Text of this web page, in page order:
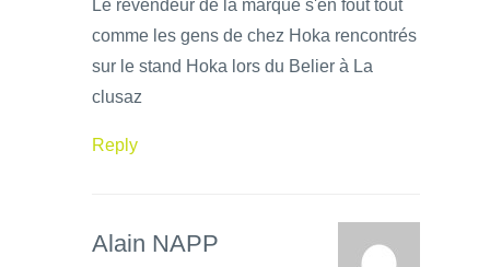
Le revendeur de la marque s'en fout tout
comme les gens de chez Hoka rencontrés
sur le stand Hoka lors du Belier à La
clusaz
Reply
Alain NAPP